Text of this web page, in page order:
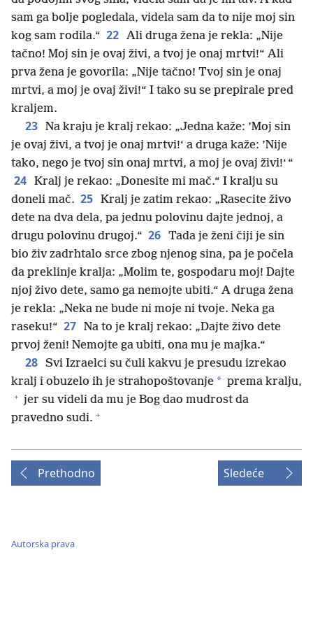
sam ga bolje pogledala, videla sam da to nije moj sin
kog sam rodila.“ 22 Ali druga žena je rekla: „Nije
tačno! Moj sin je ovaj živi, a tvoj je onaj mrtvi!“ Ali
prva žena je govorila: „Nije tačno! Tvoj sin je onaj
mrtvi, a moj je ovaj živi!“ I tako su se prepirale pred
kraljem.
23 Na kraju je kralj rekao: „Jedna kaže: ’Moj sin
je ovaj živi, a tvoj je onaj mrtvi!‘ a druga kaže: ’Nije
tako, nego je tvoj sin onaj mrtvi, a moj je ovaj živi!‘ “
24 Kralj je rekao: „Donesite mi mač.“ I kralju su
doneli mač. 25 Kralj je zatim rekao: „Rasecite živo
dete na dva dela, pa jednu polovinu dajte jednoj, a
drugu polovinu drugoj.“ 26 Tada je ženi čiji je sin
bio živ zadrhtalo srce zbog njenog sina, pa je počela
da preklinje kralja: „Molim te, gospodaru moj! Dajte
njoj živo dete, samo ga nemojte ubiti.“ A druga žena
je rekla: „Neka ne bude ni moje ni tvoje. Neka ga
raseku!“ 27 Na to je kralj rekao: „Dajte živo dete
prvoj ženi! Nemojte ga ubiti, ona mu je majka.“
28 Svi Izraelci su čuli kakvu je presudu izrekao
kralj i obuzelo ih je strahopoštovanje * prema kralju,
+ jer su videli da mu je Bog dao mudrost da
pravedno sudi. +
Prethodno Sledeće
Autorska prava